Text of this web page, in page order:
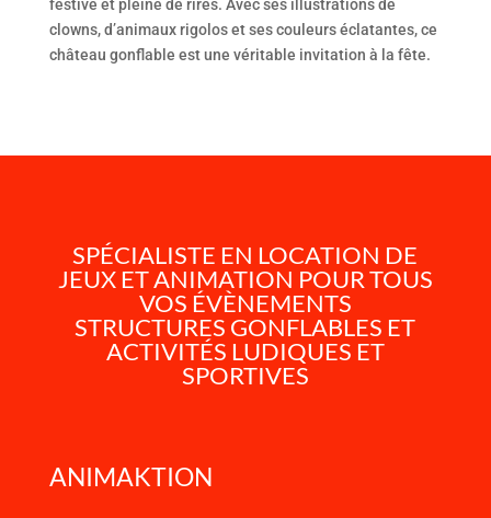
festive et pleine de rires. Avec ses illustrations de
clowns, d’animaux rigolos et ses couleurs éclatantes, ce
château gonflable est une véritable invitation à la fête.
SPÉCIALISTE EN LOCATION DE
JEUX ET ANIMATION POUR TOUS
VOS ÉVÈNEMENTS
STRUCTURES GONFLABLES ET
ACTIVITÉS LUDIQUES ET
SPORTIVES
ANIMAKTION